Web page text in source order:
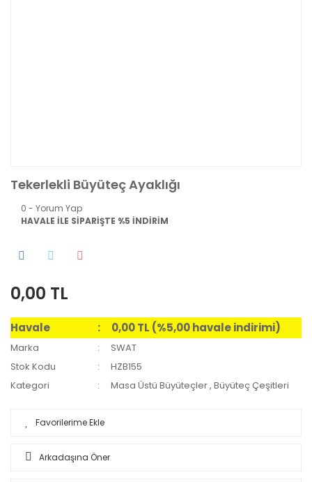
Tekerlekli Büyüteç Ayaklığı
0 - Yorum Yap
HAVALE İLE SİPARİŞTE %5 İNDİRİM
0,00 TL
Havale 0,00 TL (%5,00 havale indirimi)
Marka
SWAT
Stok Kodu
HZB155
Kategori
Masa Üstü Büyüteçler,Büyüteç Çeşitleri
Arkadaşına Öner